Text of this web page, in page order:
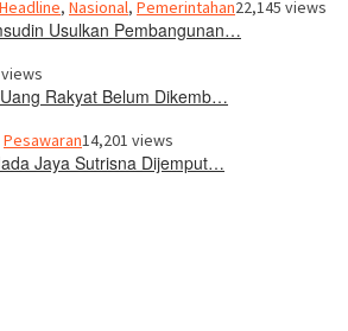
Headline, Nasional, Pemerintahan22,145 views
Usulkan Pembangunan…
Rakyat Belum Dikemb…
Pesawaran14,201 views
Jaya Sutrisna Dijemput…